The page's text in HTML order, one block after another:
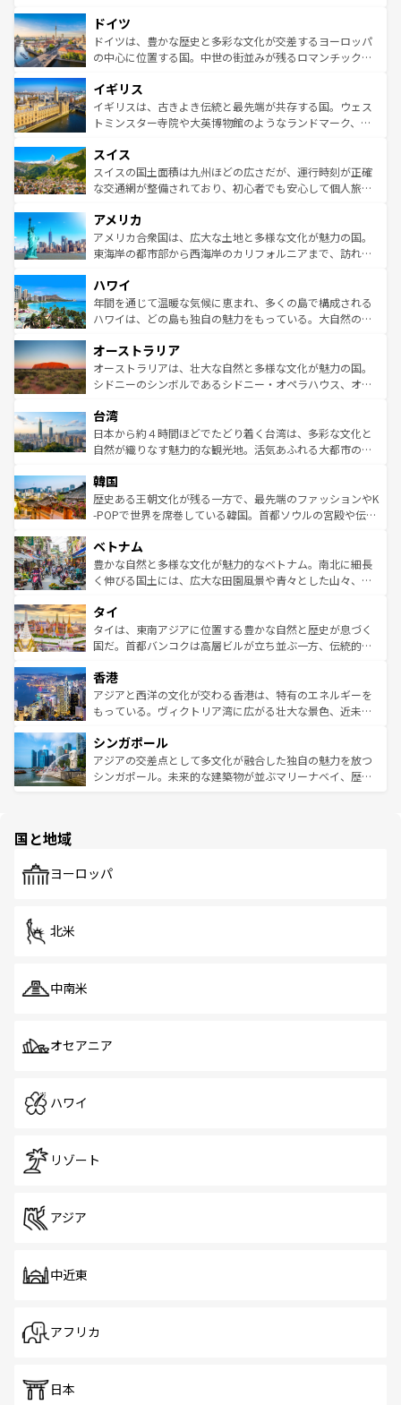
せる。地方によって風土や気候が異なるスペインはその個
性で訪れる人を魅了する。 なお、新着のスペイン情報は コ
ンテンツ一覧を参照してほしい。
で、幅広い魅力が詰まっている。華麗な宮殿、歴史的な大
聖堂、美しいビーチ、そして豊かな自然が、訪れる者を心
から魅了する。また、フランスは美食の国としても知ら
いる。シャンパンの発祥地であるランス、プロヴァンスの
香り高いラベンダー畑など、多彩な楽しみ方が可能だ。さ
らに、パリ以外の地域にも魅力が溢れており、どの街角に
れる地方に足を運ぶとそれぞれで全く異なる文化を体験で
きるだろう。 なお、新着のフランス情報はコンテンツ一覧
を参照してほしい。
ドイツ
ドイツは、豊かな歴史と多彩な文化が交差するヨーロッパ
の中心に位置する国。中世の街並みが残るロマンチック街
顔を持つこの国は、どこを歩いても飽きることがない。ベ
ルリンの文化的活気、バイエルン州のアルプスの絶景、そ
してライン川沿いのワイン畑といった風景は必見。ビール
は、お酒好きな人にはぜひ体験してほしい。 なお、新着の
ドイツ情報はコンテンツ一覧を参照してほしい。
イギリス
イギリスは、古きよき伝統と最先端が共存する国。ウェス
トミンスター寺院や大英博物館のようなランドマーク、歴
リアごとに異なる魅力がある。また、優雅なアフタヌーン
ティー、ビール好きにはたまらない英国パブ、サッカー観
戦など、本場だからこそできる体験も豊富。イギリスを旅
ンツ一覧を参照してほしい。
スイス
スイスの国土面積は九州ほどの広さだが、運行時刻が正確
な交通網が整備されており、初心者でも安心して個人旅行
の建物がそのまま残る町や、スイスならではのユニークな
博物館もあり、アルプス観光だけでなく町歩きも満喫する
ことができる。国民の所得が高いため物価も高いが、旅行
ば市内交通費無料で観光を楽しむこともできる。 なお、新
着のスイス情報はコンテンツ一覧 を参照してほしい。
アメリカ
アメリカ合衆国は、広大な土地と多様な文化が魅力の国。
東海岸の都市部から西海岸のカリフォルニアまで、訪れる
のような巨大都市は、観光、ショッピング、エンターテイ
ンメントが詰まった刺激的なスポットだ。一方、アメリカ
西部には大自然が広がり、グランドキャニオンやイエロー
部のニューオーリンズでは、音楽と美食が融合した独特の
文化が魅力。旅行者はアメリカの各地域で異なる魅力を楽
しみながら、その多様性と豊かな歴史を感じることができ
ならではの贅沢な旅のスタイルだ。 なお、新着のアメリカ
情報はコンテンツ一覧を参照してほしい。
ハワイ
年間を通じて温暖な気候に恵まれ、多くの島で構成される
ハワイは、どの島も独自の魅力をもっている。大自然の神
ワイ島は見逃せない。また、定番の観光地といえばオアフ
島だが、静かな自然を求めるならマウイ島やカウアイ島が
おすすめ。エメラルドグリーンに輝く海をはじめ、豊かな
れるおもてなしの心で訪れる人々を迎えてくれるハワイの
人々、おいしいローカルフードやハワイアンミュージッ
ク、伝統的なフラダンスなど、すべてがハワイの魅力を彩
ワイを、存分に味わってほしい。 なお、新着のハワイ情報
はコンテンツ一覧を参照してほしい。
オーストラリア
オーストラリアは、壮大な自然と多様な文化が魅力の国。
シドニーのシンボルであるシドニー・オペラハウス、オー
リアリーフや大陸中央部にそびえるウルル（エアーズロッ
ク）、タスマニアの美しい原生林やケアンズの熱帯雨林な
ど、見どころがたくさん。また、カフェやワイン、オージ
いる。アクティビティも充実しており、サーフィンやダイ
ビング、ハイキングなど、アウトドア好きにはたまらな
い。オーストラリアの多彩な魅力を存分に味わいつくそ
参照してほしい。
台湾
日本から約４時間ほどでたどり着く台湾は、多彩な文化と
自然が織りなす魅力的な観光地。活気あふれる大都市の台
ン）、静ひつな山岳地帯である台湾東部など、都市の喧騒
と山間の静けさが共存しており、訪れる人に新しい発見と
驚きをもたらしてくれる。また、奥深い台湾の食文化も魅
容にもいいと評判のスイーツなど、バラエティ豊かな料理
が味わえる。 なお、新着の台湾情報は コンテンツ一覧を参
照してほしい。
韓国
歴史ある王朝文化が残る一方で、最先端のファッションやK
-POPで世界を席巻している韓国。首都ソウルの宮殿や伝統
き、地方に足を延ばせば四季折々の自然美を楽しむことが
できる。そして、キムチや焼肉、絶品のストリートフード
まで、さまざまな韓国料理が待っている。夜には、韓国な
リティに包まれながら、韓国の多彩な魅力を心ゆくまで味
わってみてほしい。 なお、新着の韓国情報はコンテンツ一
覧を参照してほしい。
ベトナム
豊かな自然と多様な文化が魅力的なベトナム。南北に細長
く伸びる国土には、広大な田園風景や青々とした山々、世
急速な発展と共に伝統が息づく。ハノイの古い町並みやホ
ーチミン市のフランス統治時代の建物も、独特の雰囲気を
醸し出している。また、バラエティの豊かさとおいしさで
とつ。フォーやバインミー、ベトナムコーヒーなどは、ぜ
ひ現地で味わいたい。どの地域を訪れてもあたたかい人々
が旅行者を迎えてくれるので、きっと忘れられない旅にな
参照してほしい。
タイ
タイは、東南アジアに位置する豊かな自然と歴史が息づく
国だ。首都バンコクは高層ビルが立ち並ぶ一方、伝統的な
の活気が交差している。北部ではチェンマイなどの山岳地
帯で自然と触れ合い、南部ではプーケットやクラビの美し
いビーチでリゾート気分を楽しむことができる。タイ料理
激する。気候は一年中温暖で、どの季節にも異なる楽しみ
が待っている。親しみやすいタイの人々、仏教を中心とし
た文化、そして多様な観光資源が、訪れる旅人を魅了し続
香港
アジアと西洋の文化が交わる香港は、特有のエネルギーを
もっている。ヴィクトリア湾に広がる壮大な景色、近未来
み、どこを訪れても感動するはず。観光スポットが密集し
ており、効率よく見どころを回れるのも魅力。息をのむよ
うな絶景から文化的な体験まで、香港を存分に楽しみ尽く
シンガポール
アジアの交差点として多文化が融合した独自の魅力を放つ
シンガポール。未来的な建築物が並ぶマリーナベイ、歴史
で、ホーカーズは地元の風情を楽しめる外せないスポット
国と地域
ヨーロッパ
北米
中南米
オセアニア
ハワイ
リゾート
アジア
中近東
アフリカ
日本